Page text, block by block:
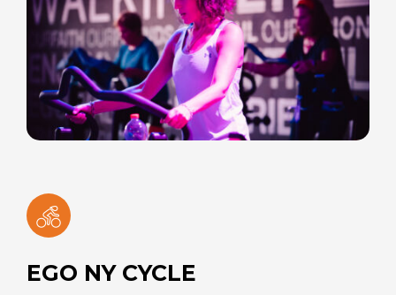
EGO NY CYCLE